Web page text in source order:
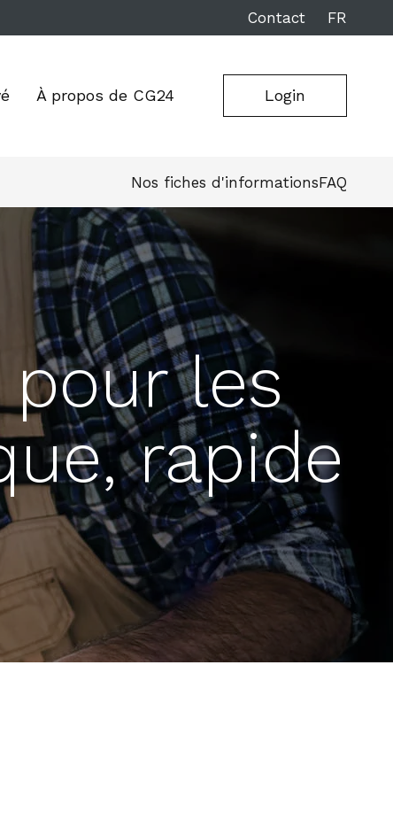
Contact FR
À propos de CG24 Login
Nos fiches d'informationsFAQ
pour les
rapide